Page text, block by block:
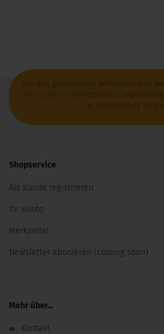
Um den gesetzlichen Anforderungen
wir unsere Internetpräsenz
recht-kanzlei.de
Shopservice
Als Kunde registrieren
Ihr Konto
Merkzettel
Newsletter abonieren (coming soon)
Mehr über...
Kontakt